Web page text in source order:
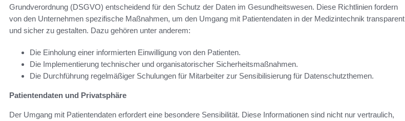
Grundverordnung (DSGVO) entscheidend für den Schutz der Daten im Gesundheitswesen. Diese Richtlinien fordern
von den Unternehmen spezifische Maßnahmen, um den Umgang mit Patientendaten in der Medizintechnik transparent
und sicher zu gestalten. Dazu gehören unter anderem:
Die Einholung einer informierten Einwilligung von den Patienten.
Die Implementierung technischer und organisatorischer Sicherheitsmaßnahmen.
Die Durchführung regelmäßiger Schulungen für Mitarbeiter zur Sensibilisierung für Datenschutzthemen.
Patientendaten und Privatsphäre
Der Umgang mit Patientendaten erfordert eine besondere Sensibilität. Diese Informationen sind nicht nur vertraulich,